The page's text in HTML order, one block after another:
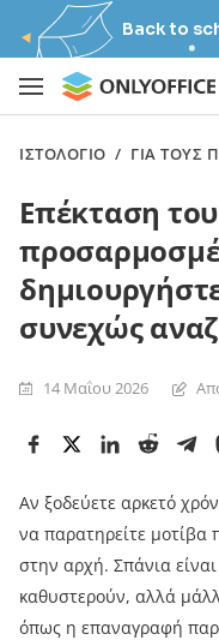
Back to
ΙΣΤΟΛΌΓΙΟ / ΓΙΑ ΤΟΥΣ
Επέκταση του
συνεχώς
14 Μαΐου 2026
Αν ξοδεύετε αρκετό
να παρατηρείτε μοτίβα
στην αρχή. Σπάνια
καθυστερούν, αλλά
όπως η επαναγραφή